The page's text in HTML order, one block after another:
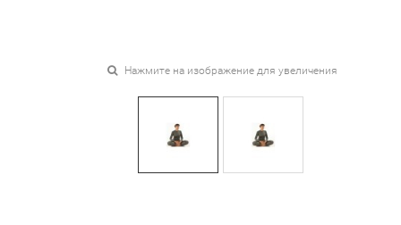
Нажмите на изображение для увеличения